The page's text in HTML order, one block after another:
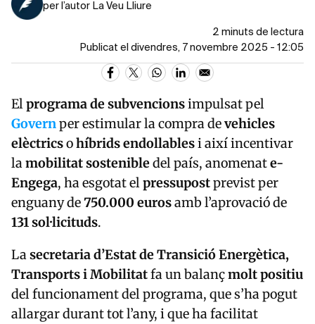
per l’autor La Veu Lliure
2 minuts de lectura
Publicat el divendres, 7 novembre 2025 - 12:05
Elprograma de subvencionsimpulsat pel
Governper estimular la compra devehicles
elèctricsohíbrids endollablesi així incentivar
lamobilitat sostenibledel país, anomenate-
Engega, ha esgotat elpressupostprevist per
enguany de750.000 eurosamb l’aprovació de
131 sol·licituds.
Lasecretaria d’Estat de Transició Energètica,
Transports i Mobilitatfa un balançmolt positiu
del funcionament del programa, que s’ha pogut
allargar durant tot l’any, i que ha facilitat